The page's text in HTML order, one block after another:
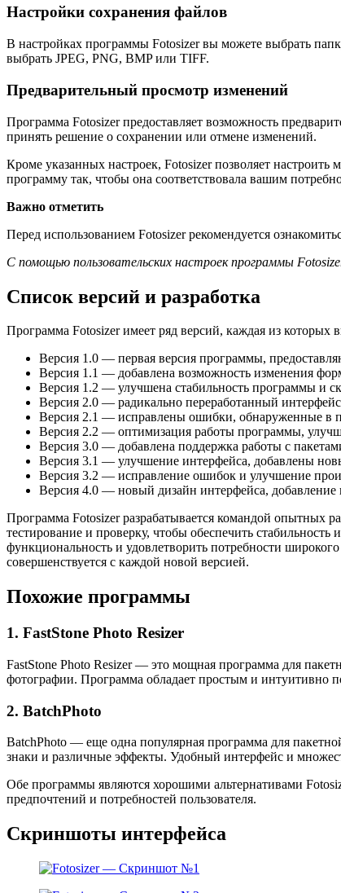
Настройки сохранения файлов
В настройках программы Fotosizer вы можете выбрать
выбрать JPEG, PNG, BMP или TIFF.
Предварительный просмотр изменений
Программа Fotosizer предоставляет возможность
принять решение о сохранении или отмене изменений.
Кроме указанных настроек, Fotosizer позволяет
программу так, чтобы она соответствовала вашим
Важно отметить
Перед использованием Fotosizer рекомендуется
С помощью пользовательских настроек программы
Список версий и разработка
Программа Fotosizer имеет ряд версий, каждая из
Версия 1.0 — первая версия программы,
Версия 1.1 — добавлена возможность изменения
Версия 1.2 — улучшена стабильность программы и
Версия 2.0 — радикально переработанный
Версия 2.1 — исправлены ошибки, обнаруженные в
Версия 2.2 — оптимизация работы программы,
Версия 3.0 — добавлена поддержка работы с
Версия 3.1 — улучшение интерфейса, добавлены
Версия 3.2 — исправление ошибок и улучшение
Версия 4.0 — новый дизайн интерфейса, добавление
Программа Fotosizer разрабатывается командой опытных
тестирование и проверку, чтобы обеспечить
функциональность и удовлетворить потребности
совершенствуется с каждой новой версией.
Похожие программы
1. FastStone Photo Resizer
FastStone Photo Resizer — это мощная программа для
фотографии. Программа обладает простым и интуитивно
2. BatchPhoto
BatchPhoto — еще одна популярная программа для
знаки и различные эффекты. Удобный интерфейс и
Обе программы являются хорошими альтернативами
предпочтений и потребностей пользователя.
Скриншоты интерфейса